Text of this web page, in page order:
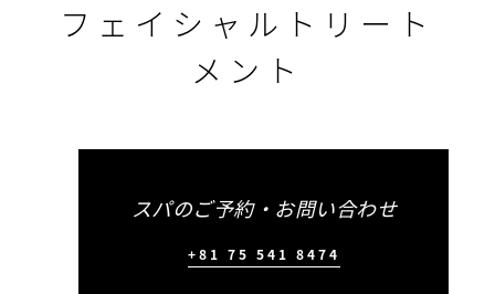
フェイシャルトリート
メント
スパのご予約・お問い合わせ
+81 75 541 8474